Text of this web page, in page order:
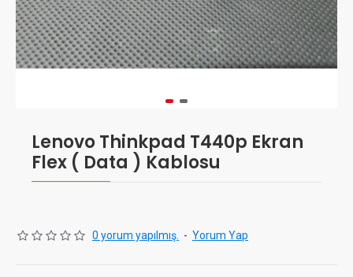
Lenovo Thinkpad T440p Ekran
Flex ( Data ) Kablosu
0 yorum yapılmış. - Yorum Yap